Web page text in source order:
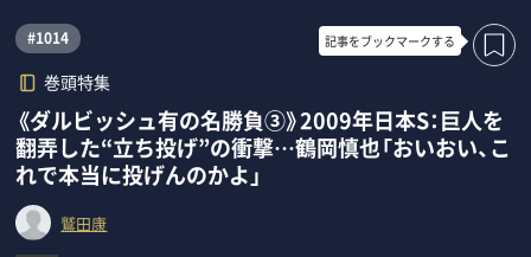
#1014
巻頭特集
記事をブックマークする
《ダルビッシュ有の名勝負③》2009年日本S：巨人を
翻弄した“立ち投げ”の衝撃…鶴岡慎也「おいおい、こ
れで本当に投げんのかよ」
鷲田康